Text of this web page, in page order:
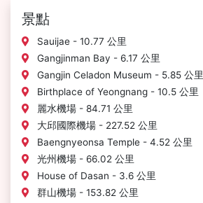
景點
Sauijae - 10.77 公里
Gangjinman Bay - 6.17 公里
Gangjin Celadon Museum - 5.85 公里
Birthplace of Yeongnang - 10.5 公里
麗水機場 - 84.71 公里
大邱國際機場 - 227.52 公里
Baengnyeonsa Temple - 4.52 公里
光州機場 - 66.02 公里
House of Dasan - 3.6 公里
群山機場 - 153.82 公里